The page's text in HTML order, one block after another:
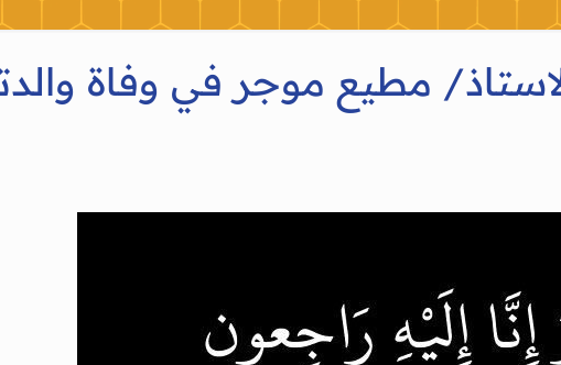
مطيع موجر في وفاة